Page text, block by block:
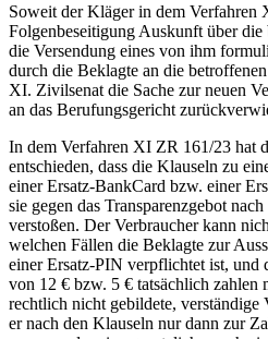
Soweit der Kläger in dem Verfahren
Folgenbeseitigung Auskunft über
die Versendung eines von ihm
durch die Beklagte an die
XI. Zivilsenat die Sache zur neuen
an das Berufungsgericht
In dem Verfahren XI ZR 161/23 hat
entschieden, dass die Klauseln zu
einer Ersatz-BankCard bzw. einer
sie gegen das Transparenzgebot
verstoßen. Der Verbraucher kann
welchen Fällen die Beklagte zur
einer Ersatz-PIN verpflichtet ist, und
von 12 € bzw. 5 € tatsächlich zahlen
rechtlich nicht gebildete, verständige
er nach den Klauseln nur dann zur